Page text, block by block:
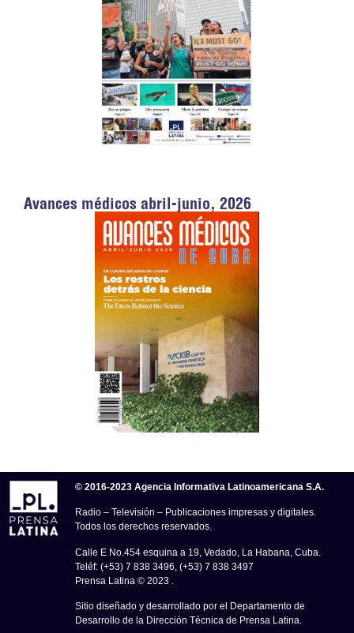
Avances médicos abril-junio, 2026
© 2016-2023 Agencia Informativa Latinoamericana S.A.
Radio – Televisión – Publicaciones impresas y digitales.
Todos los derechos reservados.
Calle E No.454 esquina a 19, Vedado, La Habana, Cuba.
Teléf: (+53) 7 838 3496, (+53) 7 838 3497
Prensa Latina © 2023 .
Sitio diseñado y desarrollado por el Departamento de
Desarrollo de la Dirección Técnica de Prensa Latina.